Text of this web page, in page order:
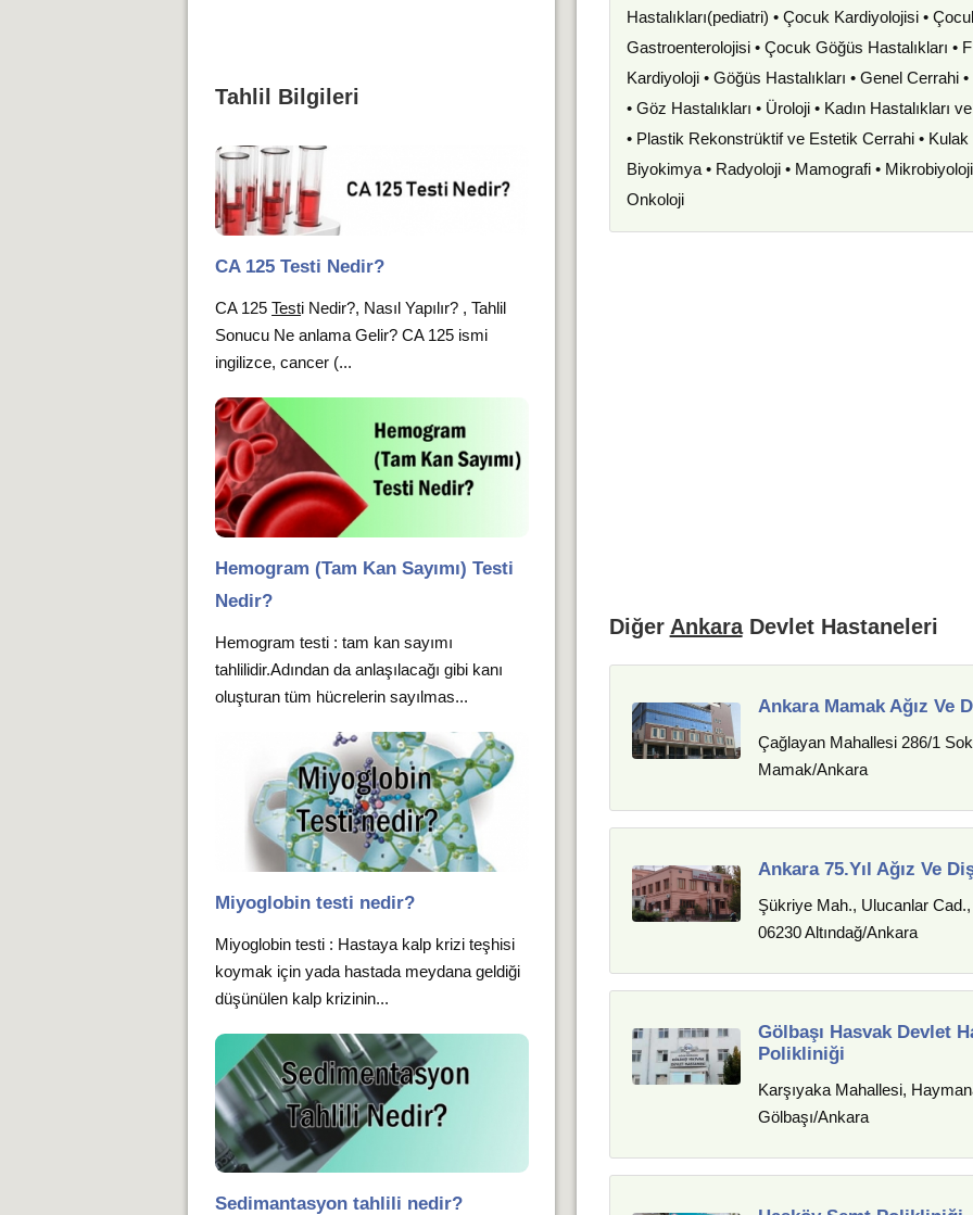
Hastalıkları(pediatri) • Çocuk Kardiyolojisi •
Gastroenterolojisi • Çocuk Göğüs Hastalıkları •
Kardiyoloji • Göğüs Hastalıkları • Genel Cerrahi
• Göz Hastalıkları • Üroloji • Kadın Hastalıkları
• Plastik Rekonstrüktif ve Estetik Cerrahi • Kulak
Biyokimya • Radyoloji • Mamografi •
Onkoloji
Diğer AnkaraDevlet Hastaneleri
Ankara Mamak Ağız Ve
Çağlayan Mahallesi 286/1
Mamak/Ankara
Ankara 75.Yıl Ağız Ve
Şükriye Mah., Ulucanlar
06230 Altındağ/Ankara
Gölbaşı Hasvak Devlet
Polikliniği
Karşıyaka Mahallesi,
Gölbaşı/Ankara
Tahlil Bilgileri
CA 125 Testi Nedir?
CA 125Testi Nedir?, Nasıl Yapılır? , Tahlil
Sonucu Ne anlama Gelir? CA 125 ismi
ingilizce, cancer (...
Hemogram (Tam Kan Sayımı) Testi
Nedir?
Hemogram testi : tam kan sayımı
tahlilidir.Adından da anlaşılacağı gibi kanı
oluşturan tüm hücrelerin sayılmas...
Miyoglobin testi nedir?
Miyoglobin testi : Hastaya kalp krizi teşhisi
koymak için yada hastada meydana geldiği
düşünülen kalp krizinin...
Sedimantasyon tahlili nedir?